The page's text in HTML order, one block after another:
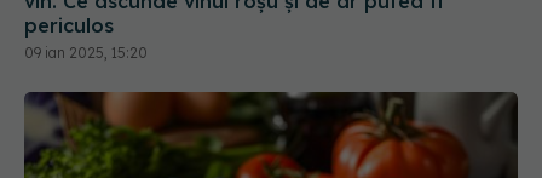
periculos
09 ian 2025, 15:20